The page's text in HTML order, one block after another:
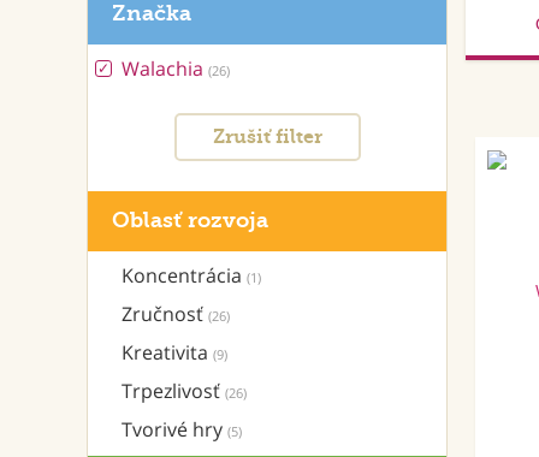
Značka
Walachia (26)
Zrušiť filter
Oblasť rozvoja
Koncentrácia (1)
Zručnosť (26)
Kreativita (9)
Trpezlivosť (26)
Tvorivé hry (5)